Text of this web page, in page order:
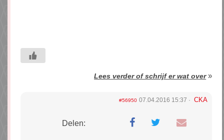
Lees verder of schrijf er wat over»
#56950 07.04.2016 15:37 CKA
Delen: